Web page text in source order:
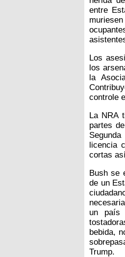
entre
Los
los
la
controle
La NRA
partes
licencia
cortas
Bush se
de un
un país
bebida,
Trump.